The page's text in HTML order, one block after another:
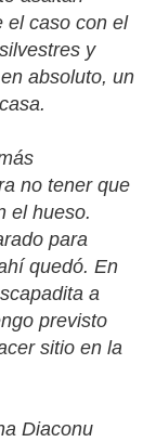
el caso con el
y
absoluto, un
no tener que
el hueso.
para
quedó. En
a
previsto
sitio en la
Diaconu